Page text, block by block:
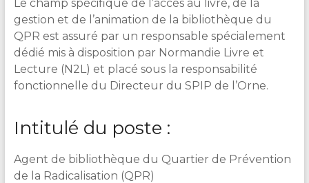
Le champ spécifique de l’accès au livre, de la
gestion et de l’animation de la bibliothèque du
QPR est assuré par un responsable spécialement
dédié mis à disposition par Normandie Livre et
Lecture (N2L) et placé sous la responsabilité
fonctionnelle du Directeur du SPIP de l’Orne.
Intitulé du poste :
Agent de bibliothèque du Quartier de Prévention
de la Radicalisation (QPR)